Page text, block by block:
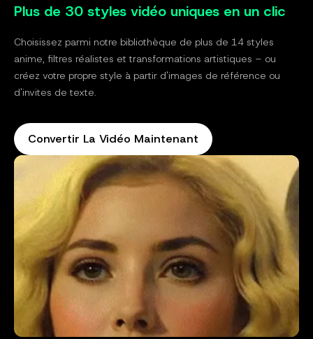
Plus de 30 styles vidéo uniques en un clic
Choisissez parmi notre bibliothèque de plus de 14 styles
anime, filtres réalistes et transformations artistiques – ou
créez votre propre style à partir d'images de référence ou
d'invites de texte.
Convertir La Vidéo Maintenant